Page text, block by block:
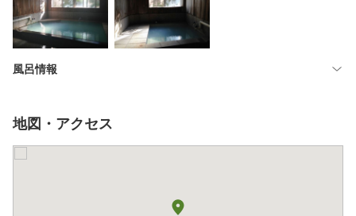
風呂情報
地図・アクセス